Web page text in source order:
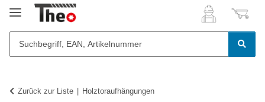
Zurück zur Liste Holztoraufhängungen